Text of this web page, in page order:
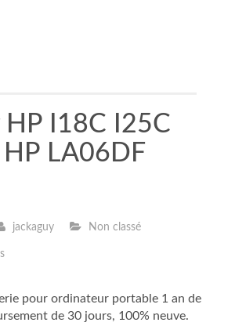
I18C I25C
LA06DF
jackaguy Non classé
pour ordinateur portable 1 an de
de 30 jours, 100% neuve.